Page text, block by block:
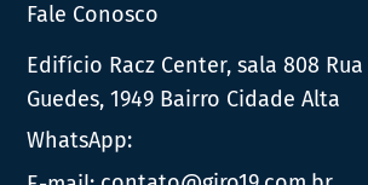
Fale Conosco
Edifício Racz Center, sala 808
Guedes, 1949 Bairro Cidade Alta
WhatsApp: